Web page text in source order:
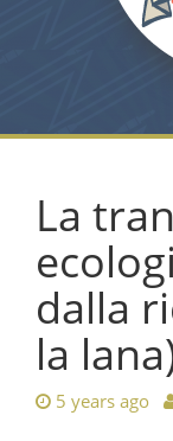
La
dalla
la
5 years ago